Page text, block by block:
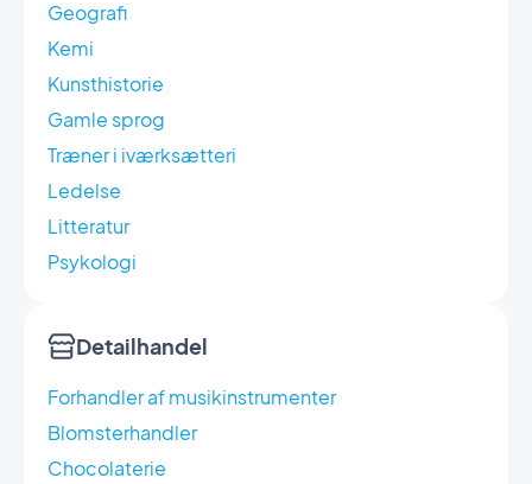
Geografi
Kemi
Kunsthistorie
Gamle sprog
Træner i iværksætteri
Ledelse
Litteratur
Psykologi
Detailhandel
Forhandler af musikinstrumenter
Blomsterhandler
Chocolaterie